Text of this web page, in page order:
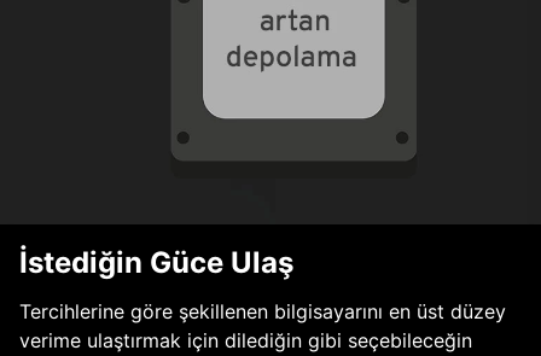
İstediğin Güce Ulaş
Tercihlerine göre şekillenen bilgisayarını en üst düzey
verime ulaştırmak için dilediğin gibi seçebileceğin